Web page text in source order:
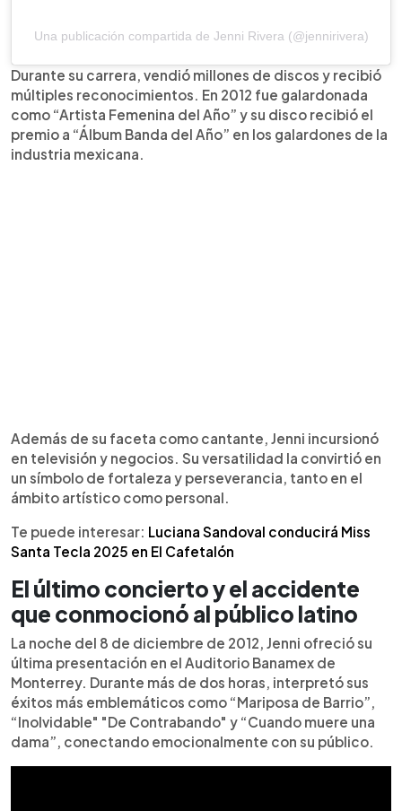
Una publicación compartida de Jenni Rivera (@jennirivera)
Durante su carrera, vendió millones de discos y recibió
múltiples reconocimientos. En 2012 fue galardonada
como “Artista Femenina del Año” y su disco recibió el
premio a “Álbum Banda del Año” en los galardones de la
industria mexicana.
Además de su faceta como cantante, Jenni incursionó
en televisión y negocios. Su versatilidad la convirtió en
un símbolo de fortaleza y perseverancia, tanto en el
ámbito artístico como personal.
Te puede interesar: Luciana Sandoval conducirá Miss
Santa Tecla 2025 en El Cafetalón
El último concierto y el accidente
que conmocionó al público latino
La noche del 8 de diciembre de 2012, Jenni ofreció su
última presentación en el Auditorio Banamex de
Monterrey. Durante más de dos horas, interpretó sus
éxitos más emblemáticos como “Mariposa de Barrio”,
“Inolvidable" "De Contrabando" y “Cuando muere una
dama”, conectando emocionalmente con su público.